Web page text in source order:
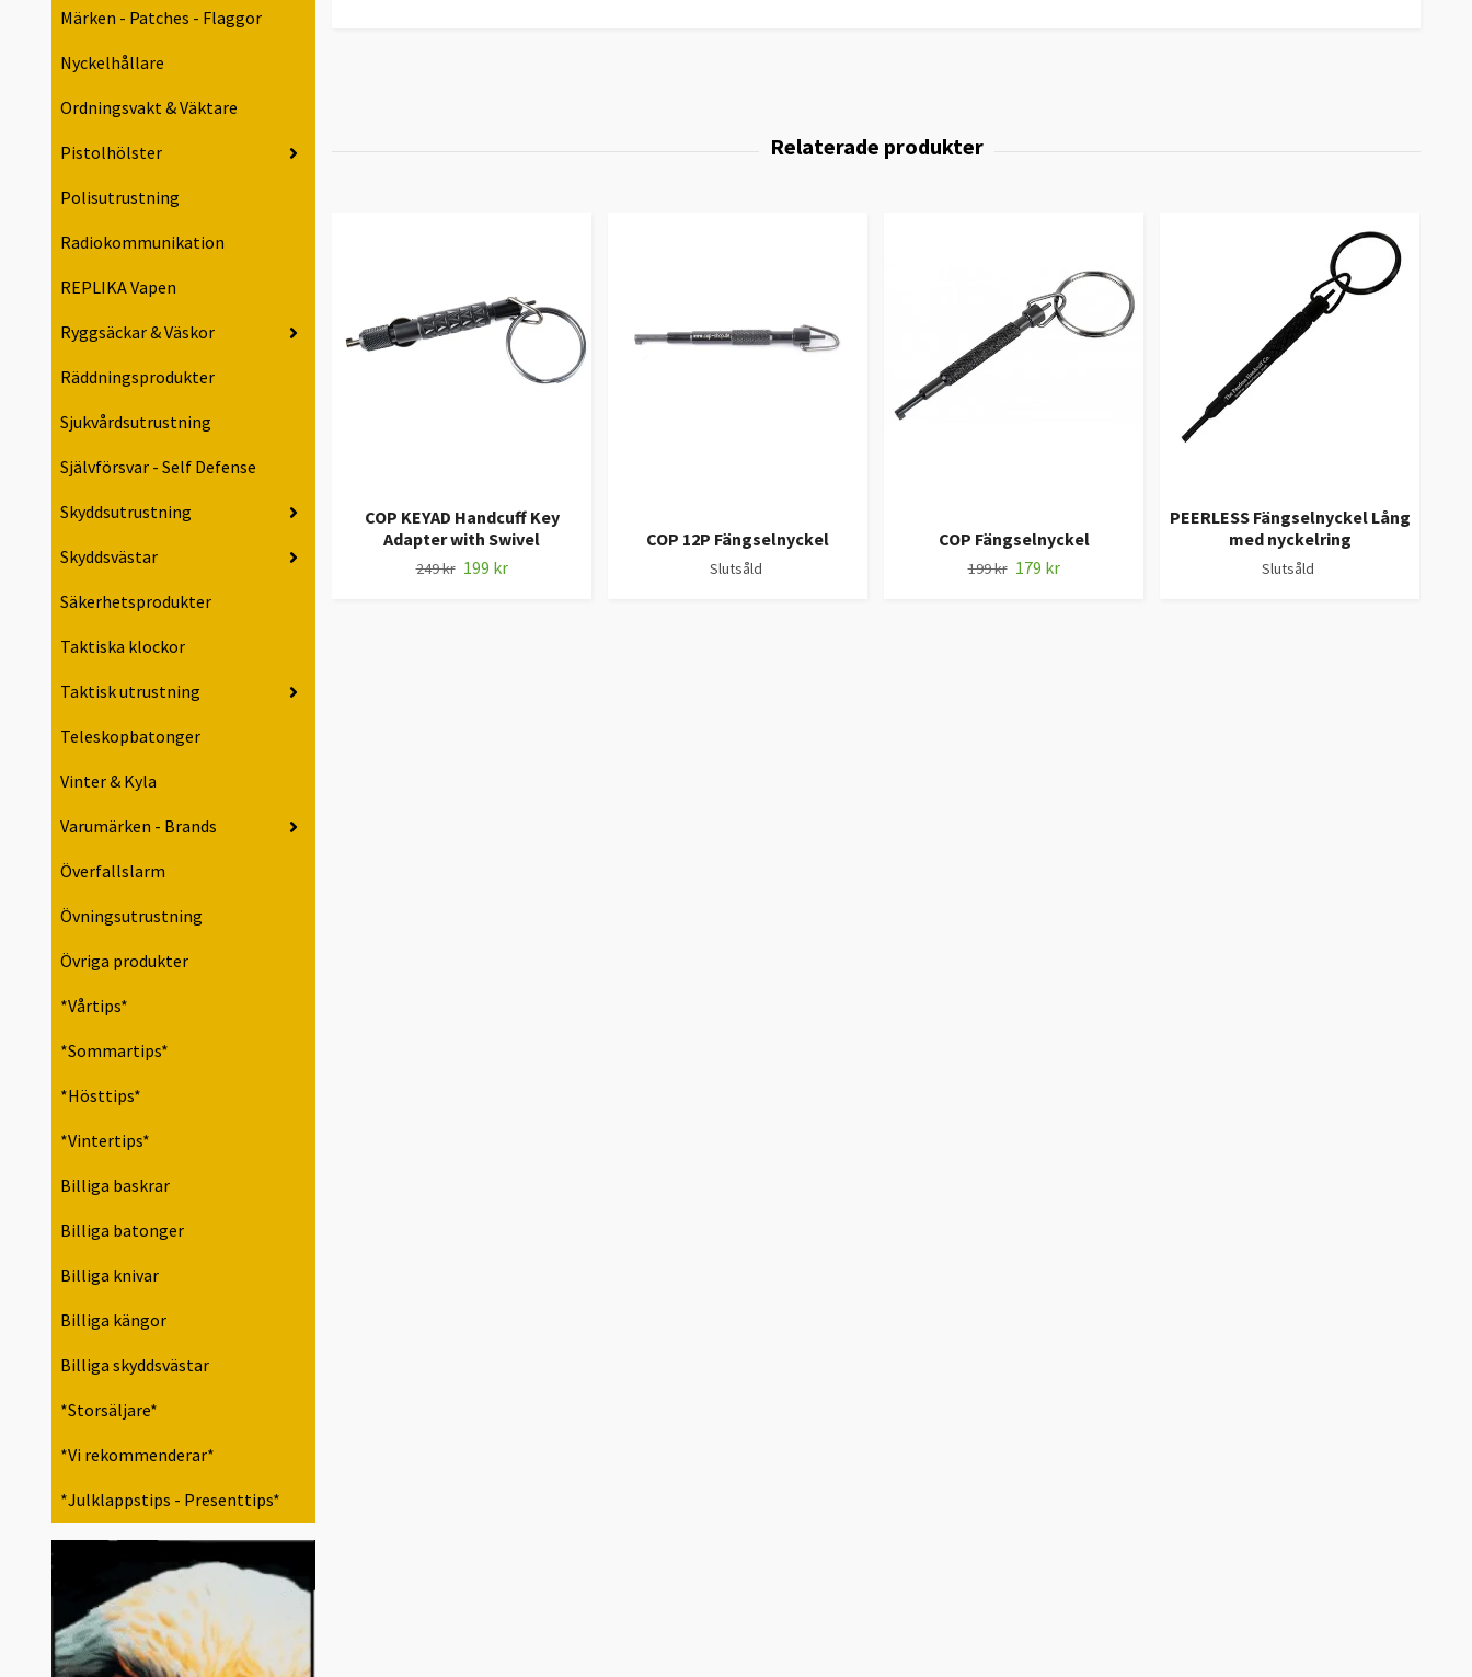
Märken - Patches - Flaggor
Nyckelhållare
Ordningsvakt & Väktare
Pistolhölster
Polisutrustning
Radiokommunikation
REPLIKA Vapen
Ryggsäckar & Väskor
Räddningsprodukter
Sjukvårdsutrustning
Självförsvar - Self Defense
Skyddsutrustning
Skyddsvästar
Säkerhetsprodukter
Taktiska klockor
Taktisk utrustning
Teleskopbatonger
Vinter & Kyla
Varumärken - Brands
Överfallslarm
Övningsutrustning
Övriga produkter
*Vårtips*
*Sommartips*
*Hösttips*
*Vintertips*
Billiga baskrar
Billiga batonger
Billiga knivar
Billiga kängor
Billiga skyddsvästar
*Storsäljare*
*Vi rekommenderar*
*Julklappstips - Presenttips*
COP KEYAD Handcuff Key
Adapter with Swivel
249 kr 199 kr
COP 12P Fängselnyckel
Slutsåld
COP Fängselnyckel
199 kr 179 kr
PEERLESS Fängselnyckel Lång
med nyckelring
Slutsåld